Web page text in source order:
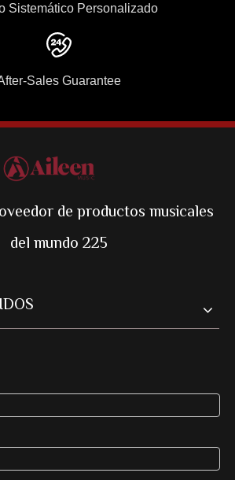
Sistemático Personalizado
Sales Guarantee
de productos musicales
del mundo 225